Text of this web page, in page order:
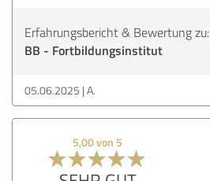
Erfahrungsbericht & Bewertung zu:
BB - Fortbildungsinstitut
05.06.2025 A.
5,00 von 5